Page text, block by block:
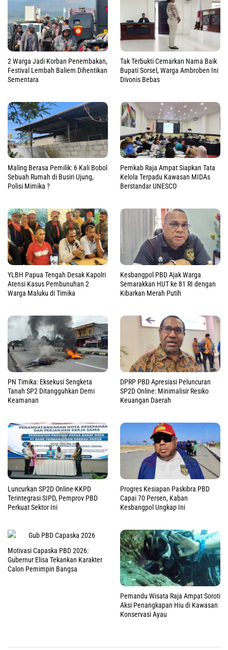
2 Warga Jadi Korban Penembakan,
Festival Lembah Baliem Dihentikan
Sementara
Tak Terbukti Cemarkan Nama Baik
Bupati Sorsel, Warga Ambroben Ini
Divonis Bebas
Maling Berasa Pemilik: 6 Kali Bobol
Sebuah Rumah di Busiri Ujung,
Polisi Mimika ?
Pemkab Raja Ampat Siapkan Tata
Kelola Terpadu Kawasan MIDAs
Berstandar UNESCO
YLBH Papua Tengah Desak Kapolri
Atensi Kasus Pembunuhan 2
Warga Maluku di Timika
Kesbangpol PBD Ajak Warga
Semarakkan HUT ke 81 RI dengan
Kibarkan Merah Putih
PN Timika: Eksekusi Sengketa
Tanah SP2 Ditangguhkan Demi
Keamanan
DPRP PBD Apresiasi Peluncuran
SP2D Online: Minimalisir Resiko
Keuangan Daerah
Luncurkan SP2D Online-KKPD
Terintegrasi SIPD, Pemprov PBD
Perkuat Sektor Ini
Progres Kesiapan Paskibra PBD
Capai 70 Persen, Kaban
Kesbangpol Ungkap Ini
Motivasi Capaska PBD 2026:
Gubernur Elisa Tekankan Karakter
Calon Pemimpin Bangsa
Pemandu Wisata Raja Ampat Soroti
Aksi Penangkapan Hiu di Kawasan
Konservasi Ayau